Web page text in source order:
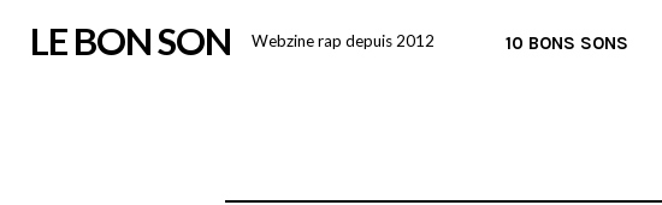
LE BON SON Webzine rap depuis 2012 10 BONS SONS